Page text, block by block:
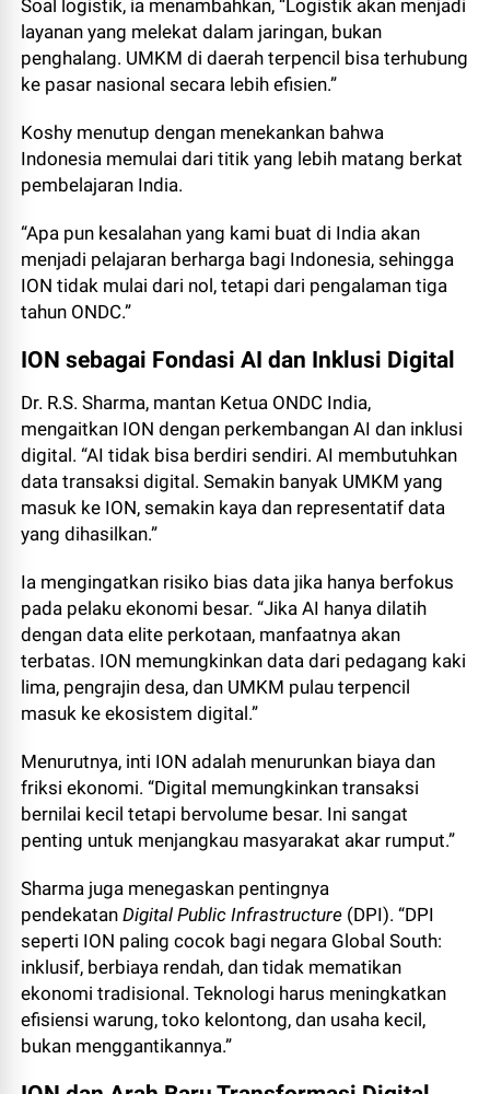
Soal logistik, ia menambahkan, “Logistik akan menjadi
layanan yang melekat dalam jaringan, bukan
penghalang. UMKM di daerah terpencil bisa terhubung
ke pasar nasional secara lebih efisien.”
Koshy menutup dengan menekankan bahwa
Indonesia memulai dari titik yang lebih matang berkat
pembelajaran India.
“Apa pun kesalahan yang kami buat di India akan
menjadi pelajaran berharga bagi Indonesia, sehingga
ION tidak mulai dari nol, tetapi dari pengalaman tiga
tahun ONDC.”
ION sebagai Fondasi AI dan Inklusi Digital
Dr. R.S. Sharma, mantan Ketua ONDC India,
mengaitkan ION dengan perkembangan AI dan inklusi
digital. “AI tidak bisa berdiri sendiri. AI membutuhkan
data transaksi digital. Semakin banyak UMKM yang
masuk ke ION, semakin kaya dan representatif data
yang dihasilkan.”
Ia mengingatkan risiko bias data jika hanya berfokus
pada pelaku ekonomi besar. “Jika AI hanya dilatih
dengan data elite perkotaan, manfaatnya akan
terbatas. ION memungkinkan data dari pedagang kaki
lima, pengrajin desa, dan UMKM pulau terpencil
masuk ke ekosistem digital.”
Menurutnya, inti ION adalah menurunkan biaya dan
friksi ekonomi. “Digital memungkinkan transaksi
bernilai kecil tetapi bervolume besar. Ini sangat
penting untuk menjangkau masyarakat akar rumput.”
Sharma juga menegaskan pentingnya
pendekatanDigital Public Infrastructure (DPI). “DPI
seperti ION paling cocok bagi negara Global South:
inklusif, berbiaya rendah, dan tidak mematikan
ekonomi tradisional. Teknologi harus meningkatkan
efisiensi warung, toko kelontong, dan usaha kecil,
bukan menggantikannya.”